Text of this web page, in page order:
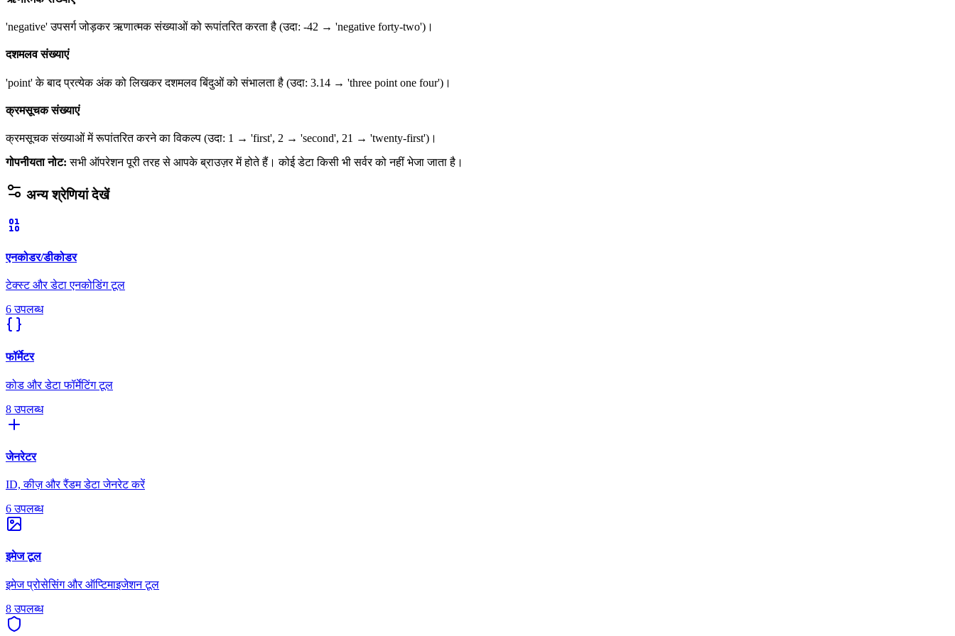
'negative' उपसर्ग जोड़कर ऋणात्मक संख्याओं को रूपांतरित करता है (उदा: -42 → 'negative forty-two')।
दशमलव संख्याएं
'point' के बाद प्रत्येक अंक को लिखकर दशमलव बिंदुओं को संभालता है (उदा: 3.14 → 'three point one four')।
क्रमसूचक संख्याएं
क्रमसूचक संख्याओं में रूपांतरित करने का विकल्प (उदा: 1 → 'first', 2 → 'second', 21 → 'twenty-first')।
गोपनीयता नोट: सभी ऑपरेशन पूरी तरह से आपके ब्राउज़र में होते हैं। कोई डेटा किसी भी सर्वर को नहीं भेजा जाता है।
अन्य श्रेणियां देखें
एनकोडर/डीकोडर
टेक्स्ट और डेटा एनकोडिंग टूल
6 उपलब्ध
फॉर्मेटर
कोड और डेटा फॉर्मेटिंग टूल
8 उपलब्ध
जेनरेटर
ID, कीज़ और रैंडम डेटा जेनरेट करें
6 उपलब्ध
इमेज टूल
इमेज प्रोसेसिंग और ऑप्टिमाइजेशन टूल
8 उपलब्ध